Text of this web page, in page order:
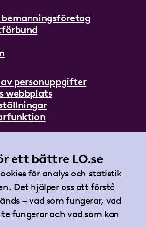
personuppgifter
webbplats
i Sverige
ett bättre LO.se
för analys och statistik
Det hjälper oss att förstå
– vad som fungerar, vad
fungerar och vad som kan